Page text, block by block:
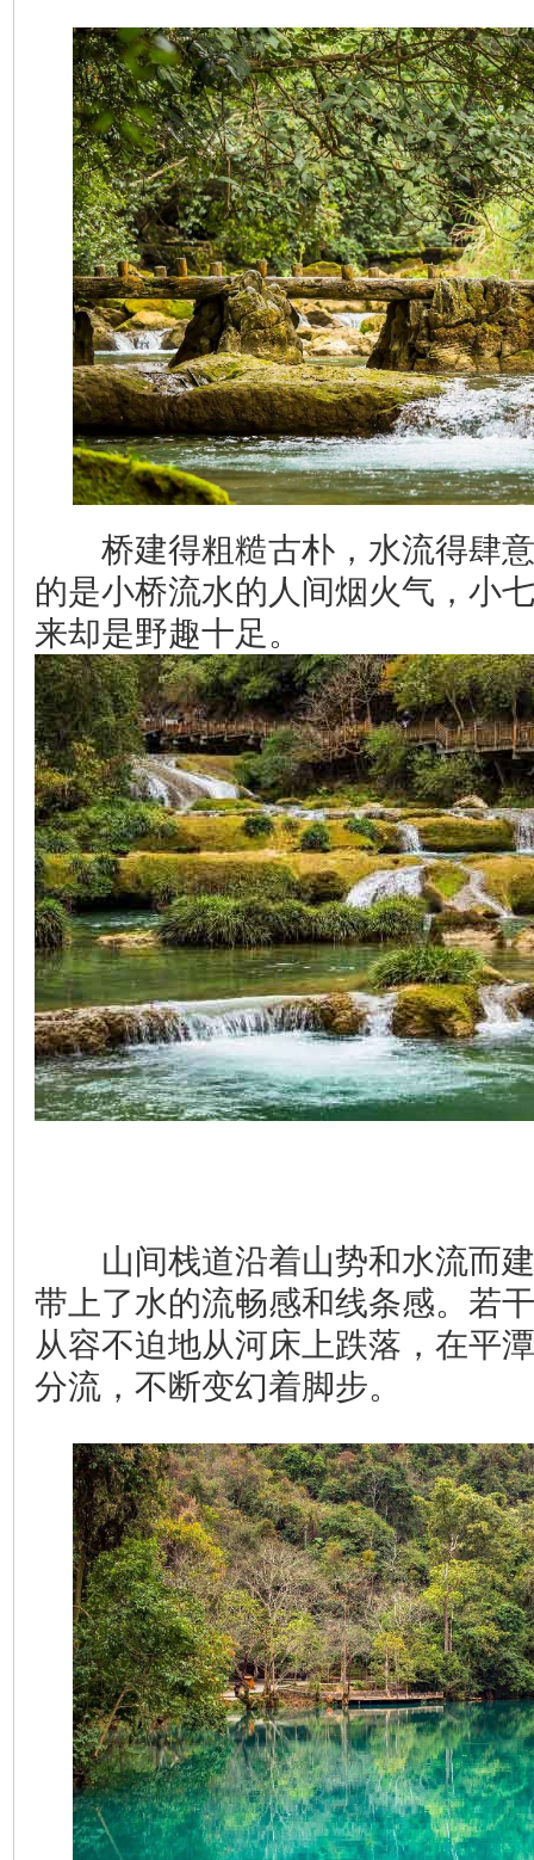
桥建得粗糙古朴，水流得肆意
的是小桥流水的人间烟火气，小
来却是野趣十足。
山间栈道沿着山势和水流而建
带上了水的流畅感和线条感。若
从容不迫地从河床上跌落，在平
分流，不断变幻着脚步。